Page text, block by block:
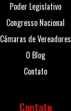
Poder Legislativo
Congresso Nacional
Câmaras de Vereadores
O Blog
Contato
Contato